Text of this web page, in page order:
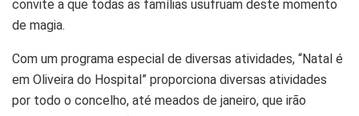
convite a que todas as famílias usufruam deste momento
de magia.
Com um programa especial de diversas atividades, “Natal é
em Oliveira do Hospital” proporciona diversas atividades
por todo o concelho, até meados de janeiro, que irão